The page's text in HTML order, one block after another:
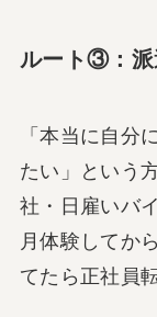
ルート③：派
「本当に自分
たい」という
社・日雇いバ
月体験してか
てたら正社員